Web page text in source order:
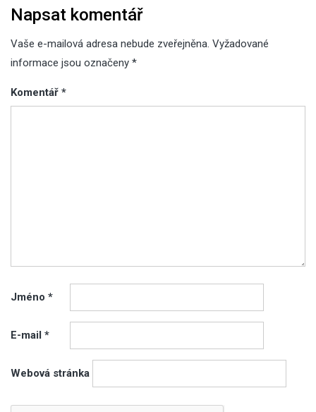
Napsat komentář
Vaše e-mailová adresa nebude zveřejněna. Vyžadované
informace jsou označeny *
Komentář *
Jméno *
E-mail *
Webová stránka